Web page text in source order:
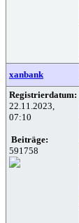
xanbank
Registrierdatum:
22.11.2023,
07:10
Beiträge:
591758